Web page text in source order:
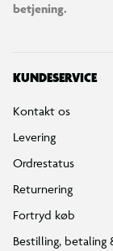
betjening.
KUNDESERVICE
Kontakt os
Levering
Ordrestatus
Returnering
Fortryd køb
Bestilling, betaling